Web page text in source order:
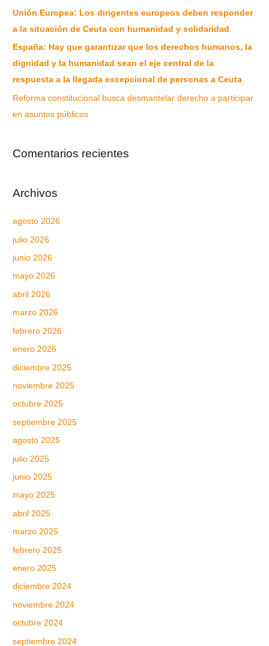
Unión Europea: Los dirigentes europeos deben responder
a la situación de Ceuta con humanidad y solidaridad
España: Hay que garantizar que los derechos humanos, la
dignidad y la humanidad sean el eje central de la
respuesta a la llegada excepcional de personas a Ceuta
Reforma constitucional busca desmantelar derecho a participar
en asuntos públicos
Comentarios recientes
Archivos
agosto 2026
julio 2026
junio 2026
mayo 2026
abril 2026
marzo 2026
febrero 2026
enero 2026
diciembre 2025
noviembre 2025
octubre 2025
septiembre 2025
agosto 2025
julio 2025
junio 2025
mayo 2025
abril 2025
marzo 2025
febrero 2025
enero 2025
diciembre 2024
noviembre 2024
octubre 2024
septiembre 2024